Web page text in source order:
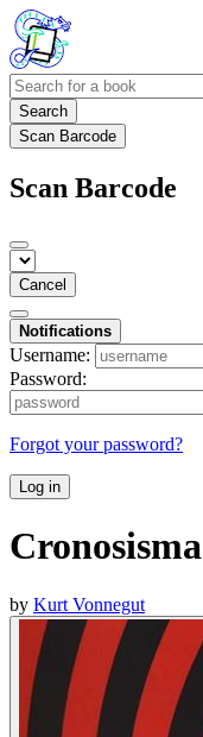
Search
Scan Barcode
Scan Barcode
Cancel
Notifications
Username:
Password:
Forgot your password?
Log in
Cronosisma
by Kurt Vonnegut